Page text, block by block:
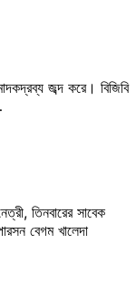
জব্দ করে। বিজিবি
তিনবারের সাবেক
বেগম খালেদা